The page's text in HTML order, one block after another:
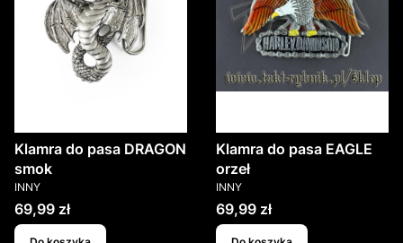
Klamra do pasa DRAGON
smok
PRODUCENT
INNY
Cena
69,99 zł
Klamra do pasa EAGLE
orzeł
PRODUCENT
INNY
Cena
69,99 zł